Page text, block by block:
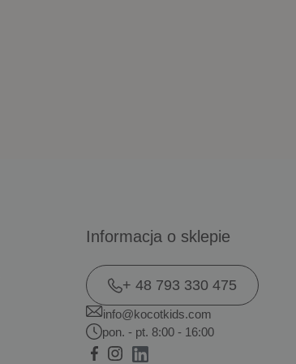
Informacja o sklepie
+ 48 793 330 475
info@kocotkids.com
pon. - pt. 8:00 - 16:00